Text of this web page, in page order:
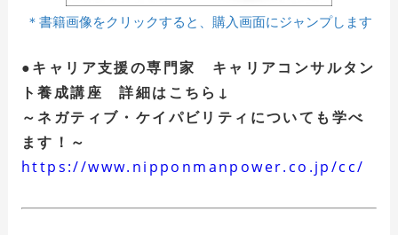
＊書籍画像をクリックすると、購入画面にジャンプします
●キャリア支援の専門家 キャリアコンサルタン
ト養成講座 詳細はこちら↓
～ネガティブ・ケイパビリティについても学べ
ます！～
https://www.nipponmanpower.co.jp/cc/